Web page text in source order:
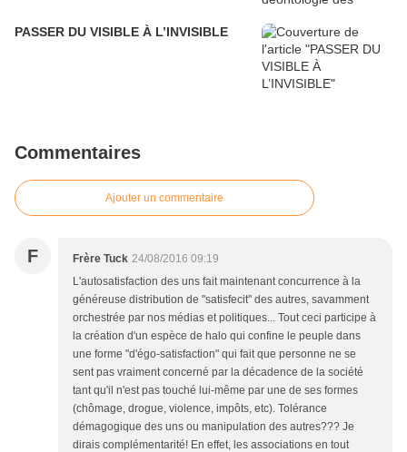
PASSER DU VISIBLE À L’INVISIBLE
Commentaires
Ajouter un commentaire
F Frère Tuck 24/08/2016 09:19
L'autosatisfaction des uns fait maintenant concurrence à la
généreuse distribution de "satisfecit" des autres, savamment
orchestrée par nos médias et politiques... Tout ceci participe à
la création d'un espèce de halo qui confine le peuple dans
une forme "d'égo-satisfaction" qui fait que personne ne se
sent pas vraiment concerné par la décadence de la société
tant qu'il n'est pas touché lui-même par une de ses formes
(chômage, drogue, violence, impôts, etc). Tolérance
démagogique des uns ou manipulation des autres??? Je
dirais complémentarité! En effet, les associations en tout